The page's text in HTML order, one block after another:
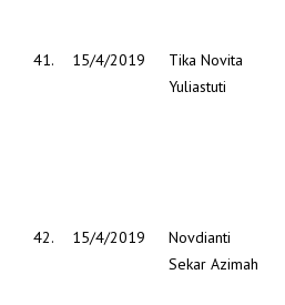
41. 15/4/2019
Tika Novita
Yuliastuti
42. 15/4/2019
Novdianti
Sekar Azimah